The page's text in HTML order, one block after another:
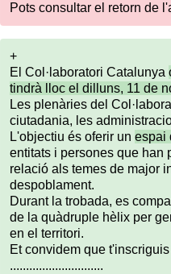
Pots consultar el retorn de
+
El Col·laboratori Catalunya
tindrà lloc el dilluns, 11 de
Les plenàries del
ciutadania, les
L'objectiu és oferir un espai
entitats i persones que han
relació als temes de major
despoblament.
Durant la trobada, es
de la quàdruple hèlix per
en el territori.
Et convidem que
.............................